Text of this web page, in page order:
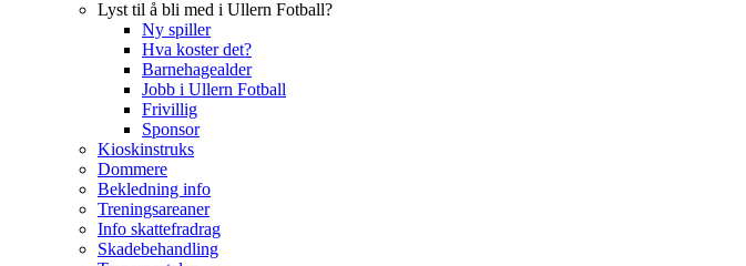
Lyst til å bli med i Ullern Fotball?
Ny spiller
Hva koster det?
Barnehagealder
Jobb i Ullern Fotball
Frivillig
Sponsor
Kioskinstruks
Dommere
Bekledning info
Treningsareaner
Info skattefradrag
Skadebehandling